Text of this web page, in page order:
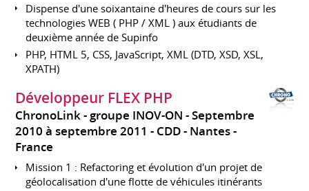
Dispense d'une soixantaine d'heures de cours sur les
technologies WEB ( PHP / XML ) aux étudiants de
deuxième année de Supinfo
PHP, HTML 5, CSS, JavaScript, XML (DTD, XSD, XSL,
XPATH)
Développeur FLEX PHP
ChronoLink - groupe INOV-ON
Septembre
2010 à septembre 2011 CDD
Nantes
France
Mission 1 : Refactoring et évolution d'un projet de
géolocalisation d'une flotte de véhicules itinérants